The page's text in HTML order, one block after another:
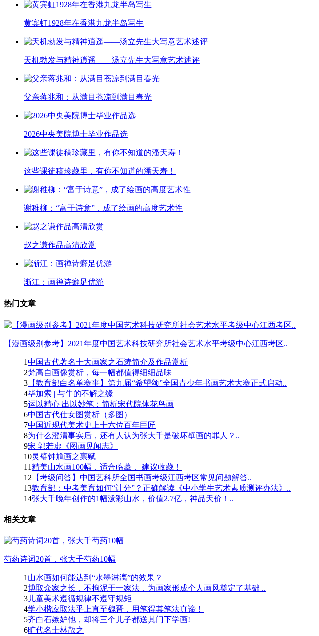
黄宾虹1928年在香港九龙半岛写生
天机勃发与精神逍遥——汤立先生大写意艺术述评
父亲蒋兆和：从满目苍凉到满目春光
2026中央美院博士毕业作品选
这些课徒稿珍藏里，有你不知道的潘天寿！
谢稚柳：“富于诗意”，成了绘画的高度艺术性
赵之谦作品高清欣赏
渐江：画禅诗癖足优游
热门文章
【漫画级别参考】2021年度中国艺术科技研究所社会艺术水平考级中心江西考区..
1中国古代著名十大画家之石涛简介及作品赏析
2梵高自画像赏析，每一幅都值得细细品味
3 【教育部白名单赛事】第九届“希望颂”全国青少年书画艺术大赛正式启动..
4毕加索 | 与牛的不解之缘
5运以精心 出以妙笔：简析宋代院体花鸟画
6中国古代仕女图赏析（多图）
7中国近现代美术史上十六位百年巨匠
8为什么澄清事实后，还有人认为张大千是破坏壁画的罪人？..
9宋 郭若虚《图画见闻志》
10灵璧钟馗画之禀赋
11精美山水画100幅，适合临摹， 建议收藏！
12 【考级问答】中国艺科所全国书画考级江西考区常见问题解答..
13教育部：中考美育如何“计分”？正确解读《中小学生艺术素质测评办法》..
14张大千晚年创作的1幅泼彩山水，价值2.7亿，神品天价！..
相关文章
芍药诗词20首，张大千芍药10幅
1山水画如何能达到“水墨淋漓”的效果？
2博取众家之长，不拘泥于一家法，为画家形成个人画风奠定了基础 ..
3儿童美术遵循规律不遵守规矩
4学小楷应取法乎上直至魏晋，用笔得其笔法真谛！
5齐白石嫉妒他，却将三个儿子都送其门下学画!
6旷代名士林散之